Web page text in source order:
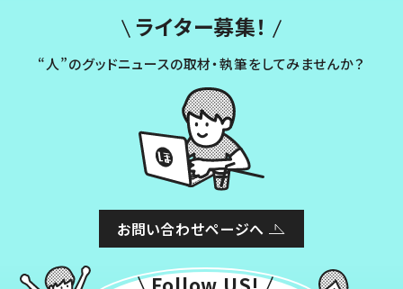
ライター募集！
“人”のグッドニュースの取材・執筆をしてみませんか？
お問い合わせページへ